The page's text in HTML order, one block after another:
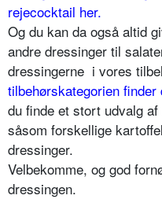
rejecocktail her.
Og du kan da også altid
andre dressinger til
dressingerne i vores
tilbehørskategorien finder
du finde et stort udvalg
såsom forskellige
dressinger.
Velbekomme, og god
dressingen.